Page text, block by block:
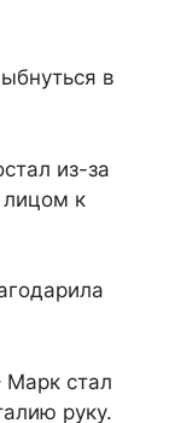
в
из-за
лицом к
Марк стал
руку.